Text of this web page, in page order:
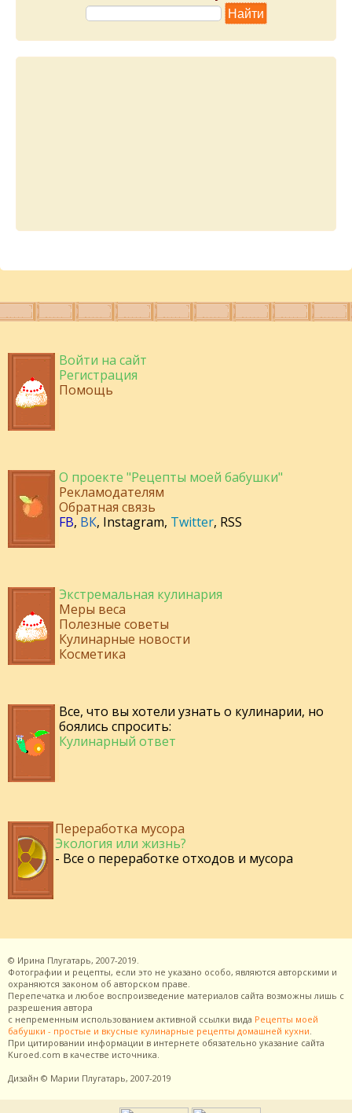
Войти на сайт
Регистрация
Помощь
О проекте "Рецепты моей бабушки"
Рекламодателям
Обратная связь
FB, ВК, Instagram, Twitter, RSS
Экстремальная кулинария
Меры веса
Полезные советы
Кулинарные новости
Косметика
Все, что вы хотели узнать о кулинарии, но
боялись спросить:
Кулинарный ответ
Переработка мусора
Экология или жизнь?
- Все о переработке отходов и мусора
© Ирина Плугатарь, 2007-2019.
Фотографии и рецепты, если это не указано особо, являются авторскими и
охраняются законом об авторском праве.
Перепечатка и любое воспроизведение материалов сайта возможны лишь с
разрешения автора
с непременным использованием активной ссылки вида Рецепты моей
бабушки - простые и вкусные кулинарные рецепты домашней кухни.
При цитировании информации в интернете обязательно указание сайта
Kuroed.com в качестве источника.
Дизайн © Марии Плугатарь, 2007-2019